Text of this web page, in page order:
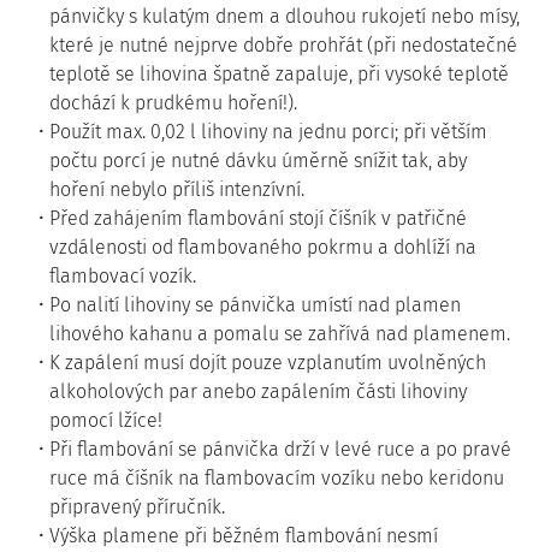
pánvičky s kulatým dnem a dlouhou rukojetí nebo mísy,
které je nutné nejprve dobře prohřát (při nedostatečné
teplotě se lihovina špatně zapaluje, při vysoké teplotě
dochází k prudkému hoření!).
Použít max. 0,02 l lihoviny na jednu porci; při větším
počtu porcí je nutné dávku úměrně snížit tak, aby
hoření nebylo příliš intenzívní.
Před zahájením flambování stojí číšník v patřičné
vzdálenosti od flambovaného pokrmu a dohlíží na
flambovací vozík.
Po nalití lihoviny se pánvička umístí nad plamen
lihového kahanu a pomalu se zahřívá nad plamenem.
K zapálení musí dojít pouze vzplanutím uvolněných
alkoholových par anebo zapálením části lihoviny
pomocí lžíce!
Při flambování se pánvička drží v levé ruce a po pravé
ruce má číšník na flambovacím vozíku nebo keridonu
připravený příručník.
Výška plamene při běžném flambování nesmí